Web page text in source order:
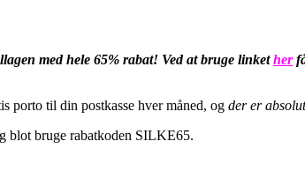
med hele 65% rabat! Ved at bruge linkether
porto til din postkasse hver måned, og der er
blot bruge rabatkoden SILKE65.